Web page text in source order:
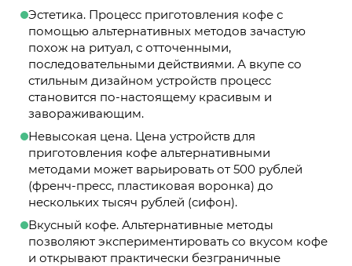
Эстетика. Процесс приготовления кофе с
помощью альтернативных методов зачастую
похож на ритуал, с отточенными,
последовательными действиями. А вкупе со
стильным дизайном устройств процесс
становится по-настоящему красивым и
завораживающим.
Невысокая цена. Цена устройств для
приготовления кофе альтернативными
методами может варьировать от 500 рублей
(френч-пресс, пластиковая воронка) до
нескольких тысяч рублей (сифон).
Вкусный кофе. Альтернативные методы
позволяют экспериментировать со вкусом кофе
и открывают практически безграничные